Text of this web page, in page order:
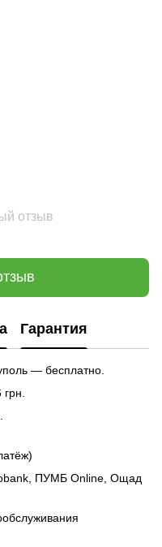
отзыв
Гарантия
— бесплатно.
ПУМБ Online, Ощад